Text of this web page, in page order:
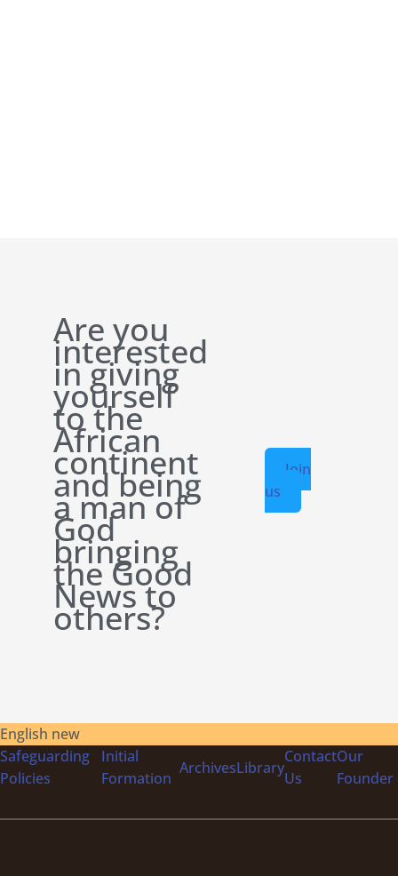
Are you
interested
in giving
yourself
to the
African
continent
and being
a man of
God
bringing
the Good
News to
others?
Join
us
English new
Safeguarding
Policies
Initial
Formation
ArchivesLibrary
Contact
Us
Our
Founder